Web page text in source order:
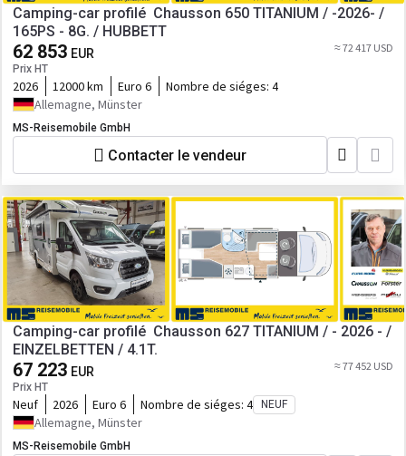
Camping-car profilé Chausson 650 TITANIUM / -2026- /
165PS - 8G. / HUBBETT
62 853 EUR
Prix HT
≈ 72 417 USD
2026 12000 km Euro 6 Nombre de siéges: 4
Allemagne, Münster
MS-Reisemobile GmbH
Contacter le vendeur
Camping-car profilé Chausson 627 TITANIUM / - 2026 - /
EINZELBETTEN / 4.1T.
67 223 EUR
Prix HT
≈ 77 452 USD
Neuf 2026 Euro 6 Nombre de siéges: 4 NEUF
Allemagne, Münster
MS-Reisemobile GmbH